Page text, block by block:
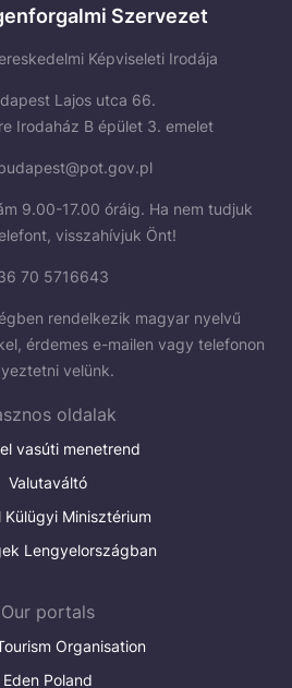
Szervezet
Képviseleti Irodája
Lajos utca 66.
Irodaház B épület 3. emelet
9.00-17.00 óráig. Ha nem tudjuk
visszahívjuk Önt!
70 5716643
rendelkezik magyar nyelvű
érdemes e-mailen vagy telefonon
velünk.
oldalak
vasúti menetrend
Valutaváltó
Külügyi Minisztérium
Lengyelországban
Our portals
Organisation
Eden Poland